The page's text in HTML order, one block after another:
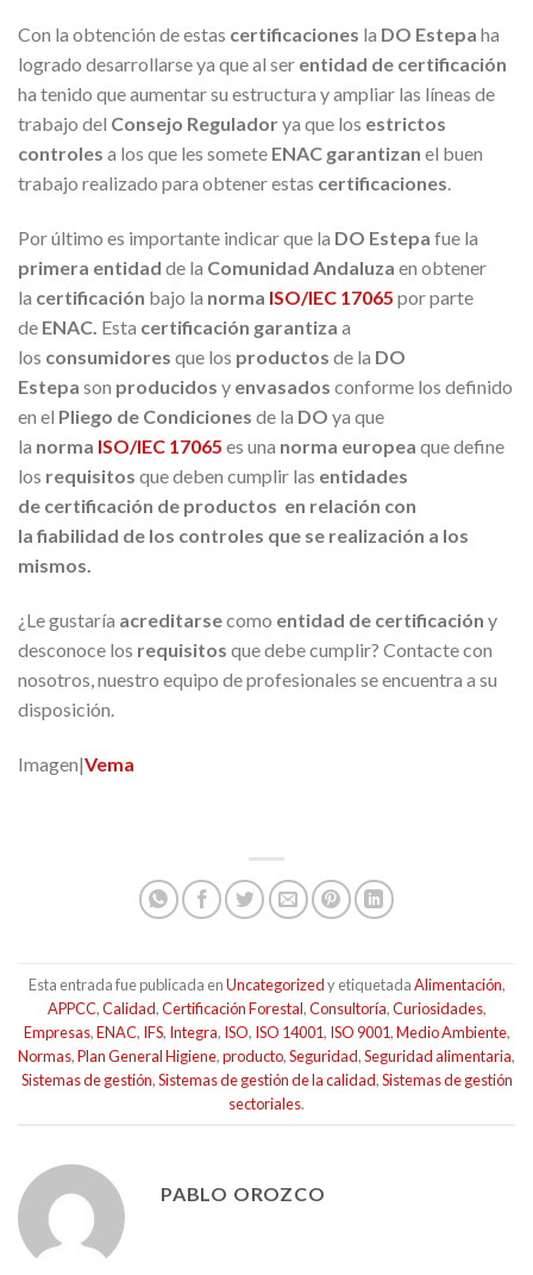
Con la obtención de estas certificaciones la DO Estepa ha
logrado desarrollarse ya que al ser entidad de certificación
ha tenido que aumentar su estructura y ampliar las líneas de
trabajo del Consejo Reguladorya que los estrictos
controles a los que les somete ENAC garantizan el buen
trabajo realizado para obtener estas certificaciones.
Por último es importante indicar que la DO Estepa fue la
primera entidad de la Comunidad Andaluza en obtener
la certificación bajo la norma ISO/IEC 17065 por parte
de ENAC. Esta certificación garantiza a
los consumidores que los productos de la DO
Estepa son producidos y envasados conforme los definido
en el Pliego de Condiciones de la DO ya que
la norma ISO/IEC 17065 es una norma europea que define
los requisitos que deben cumplir las entidades
de certificación de productos en relación con
lafiabilidad de los controles que se realización a los
mismos.
¿Le gustaría acreditarsecomo entidad de certificación y
desconoce los requisitos que debe cumplir? Contacte con
nosotros, nuestro equipo de profesionales se encuentra a su
disposición.
Imagen|Vema
Esta entrada fue publicada enUncategorizedy etiquetadaAlimentación,
APPCC,Calidad,Certificación Forestal,Consultoría,Curiosidades,
Empresas,ENAC, IFS, Integra, ISO, ISO 14001, ISO 9001,Medio Ambiente,
Normas,Plan General Higiene,producto,Seguridad,Seguridad alimentaria,
Sistemas de gestión,Sistemas de gestión de la calidad,Sistemas de gestión
sectoriales.
PABLO OROZCO